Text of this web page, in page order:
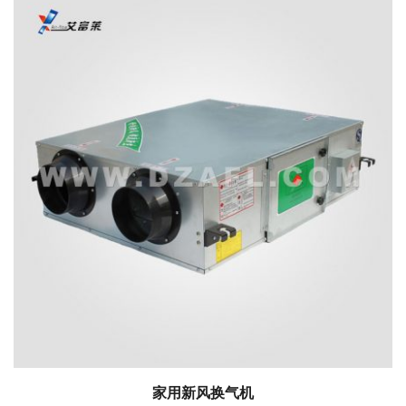
家用新风换气机